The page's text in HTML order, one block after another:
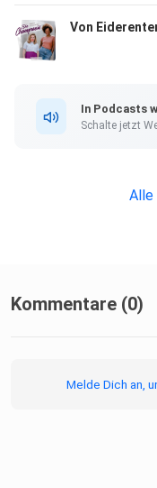
kleine-momente-in-
Von
In Podcasts
Schalte jetzt
Alle
Kommentare (0)
Melde Dich an,